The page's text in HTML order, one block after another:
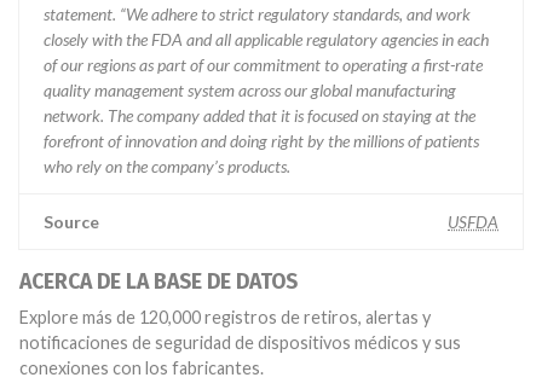
statement. “We adhere to strict regulatory standards, and work
closely with the FDA and all applicable regulatory agencies in each
of our regions as part of our commitment to operating a first-rate
quality management system across our global manufacturing
network. The company added that it is focused on staying at the
forefront of innovation and doing right by the millions of patients
who rely on the company’s products.
Source USFDA
ACERCA DE LA BASE DE DATOS
Explore más de 120,000 registros de retiros, alertas y
notificaciones de seguridad de dispositivos médicos y sus
conexiones con los fabricantes.